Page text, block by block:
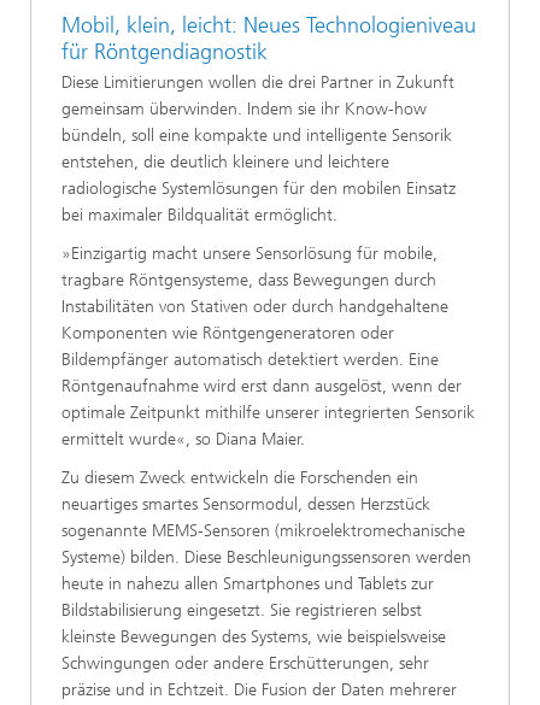
Mobil, klein, leicht: Neues Technologieniveau
für Röntgendiagnostik
Diese Limitierungen wollen die drei Partner in Zukunft
gemeinsam überwinden. Indem sie ihr Know-how
bündeln, soll eine kompakte und intelligente Sensorik
entstehen, die deutlich kleinere und leichtere
radiologische Systemlösungen für den mobilen Einsatz
bei maximaler Bildqualität ermöglicht.
»Einzigartig macht unsere Sensorlösung für mobile,
tragbare Röntgensysteme, dass Bewegungen durch
Instabilitäten von Stativen oder durch handgehaltene
Komponenten wie Röntgengeneratoren oder
Bildempfänger automatisch detektiert werden. Eine
Röntgenaufnahme wird erst dann ausgelöst, wenn der
optimale Zeitpunkt mithilfe unserer integrierten Sensorik
ermittelt wurde«, so Diana Maier.
Zu diesem Zweck entwickeln die Forschenden ein
neuartiges smartes Sensormodul, dessen Herzstück
sogenannte MEMS-Sensoren (mikroelektromechanische
Systeme) bilden. Diese Beschleunigungssensoren werden
heute in nahezu allen Smartphones und Tablets zur
Bildstabilisierung eingesetzt. Sie registrieren selbst
kleinste Bewegungen des Systems, wie beispielsweise
Schwingungen oder andere Erschütterungen, sehr
präzise und in Echtzeit. Die Fusion der Daten mehrerer